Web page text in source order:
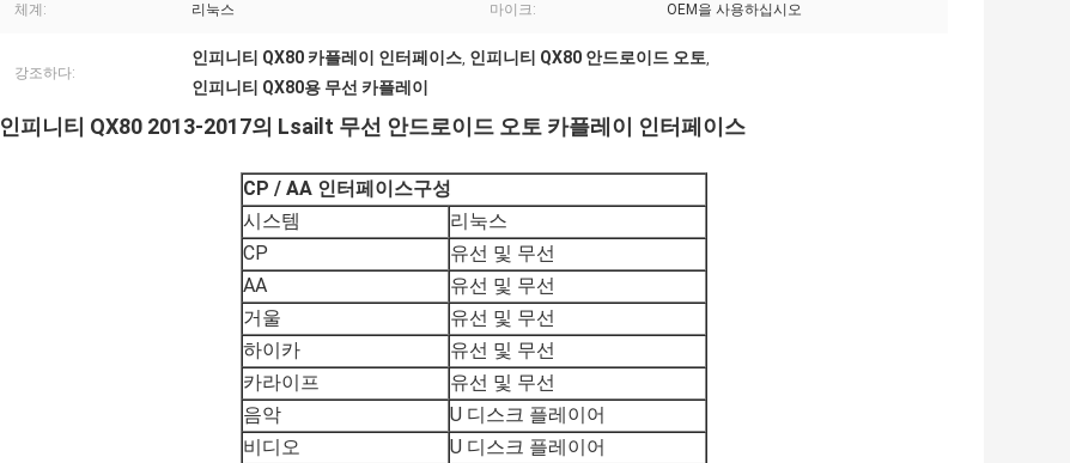
체계: 리눅스 마이크: OEM을 사용하십시오
강조하다:
인피니티 QX80 카플레이 인터페이스, 인피니티 QX80 안드로이드 오토,
인피니티 QX80용 무선 카플레이
인피니티 QX80 2013-2017의 Lsailt 무선 안드로이드 오토 카플레이 인터페이스
CP / AA 인터페이스구성
시스템
리눅스
CP
유선 및 무선
AA
유선 및 무선
거울
유선 및 무선
하이카
유선 및 무선
카라이프
유선 및 무선
음악
U 디스크 플레이어
비디오
U 디스크 플레이어